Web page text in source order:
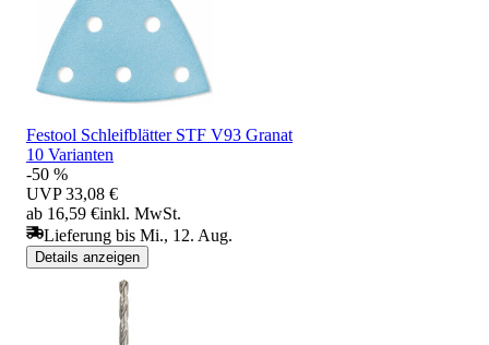
Festool Schleifblätter STF V93 Granat
10 Varianten
-50 %
UVP 33,08 €
ab 16,59 €inkl. MwSt.
Lieferung bis Mi., 12. Aug.
Details anzeigen